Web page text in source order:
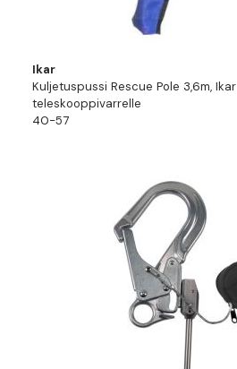
Ikar
Kuljetuspussi Rescue Pole 3,6m, Ikar
teleskooppivarrelle
40-57